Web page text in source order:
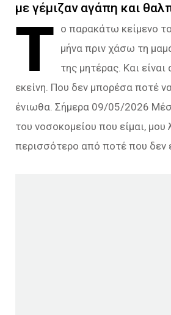
με γέμιζαν αγάπη και
Τ ο παρακάτω κείμενο
μήνα πριν χάσω τη
της μητέρας. Και
εκείνη. Που δεν μπορέσα ποτέ
ένιωθα. Σήμερα 09/05/2026
του νοσοκομείου που είμαι, μου
περισσότερο από ποτέ που δεν